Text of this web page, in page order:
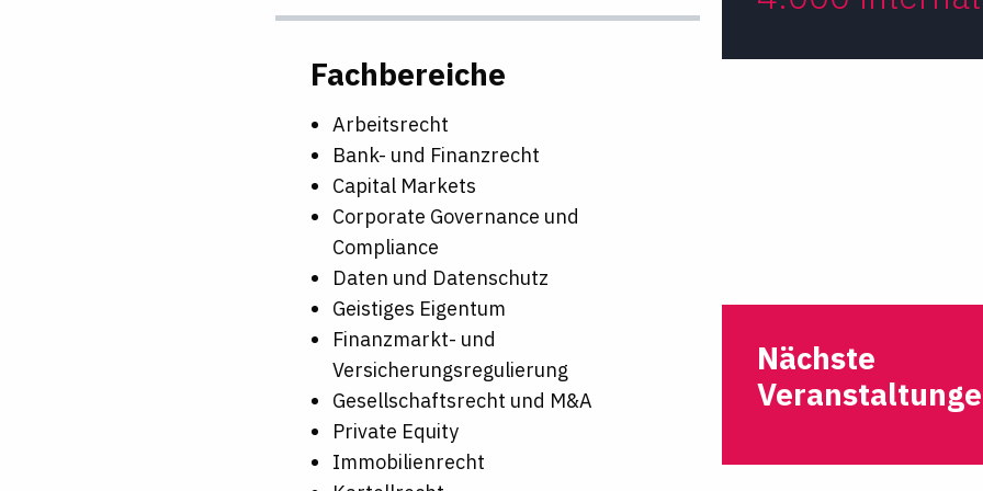
Fachbereiche
Arbeitsrecht
Bank- und Finanzrecht
Capital Markets
Corporate Governance und
Compliance
Daten und Datenschutz
Geistiges Eigentum
Finanzmarkt- und
Versicherungsregulierung
Gesellschaftsrecht und M&A
Private Equity
Immobilienrecht
Nächste